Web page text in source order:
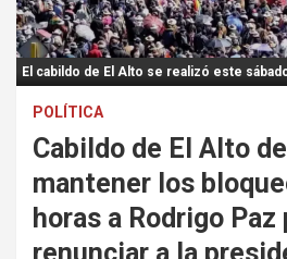
El cabildo de El Alto se realizó este
POLÍTICA
Cabildo de El Alto
mantener los
horas a Rodrigo Paz